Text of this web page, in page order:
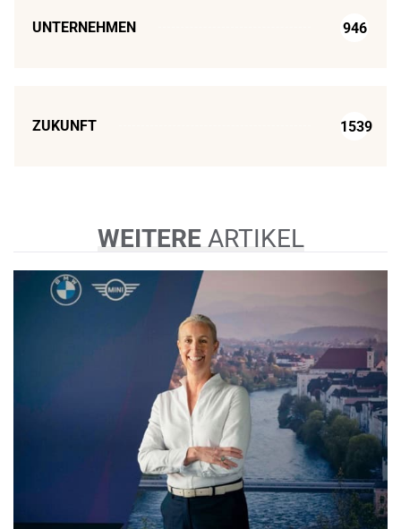
UNTERNEHMEN 946
ZUKUNFT 1539
WEITEREARTIKEL